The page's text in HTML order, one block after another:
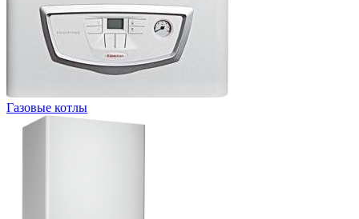
Газовые котлы